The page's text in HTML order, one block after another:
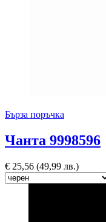
Бърза поръчка
Чанта 9998596
€ 25,56 (49,99 лв.)